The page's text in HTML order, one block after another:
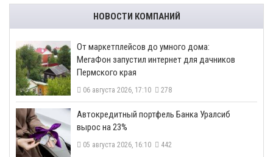
НОВОСТИ КОМПАНИЙ
От маркетплейсов до умного дома:
МегаФон запустил интернет для дачников
Пермского края
06 августа 2026, 17:10 278
​Автокредитный портфель Банка Уралсиб
вырос на 23%
05 августа 2026, 16:10 442